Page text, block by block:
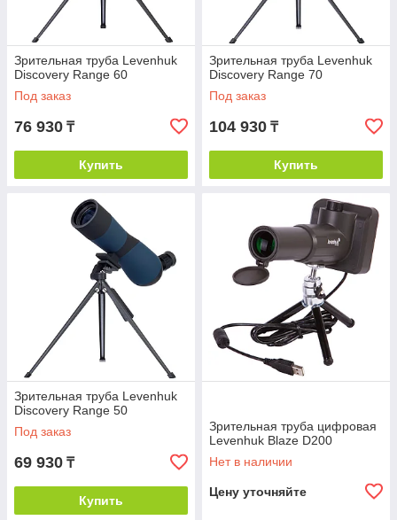
Зрительная труба Levenhuk
Discovery Range 60
Под заказ
76 930 ₸
Купить
Зрительная труба Levenhuk
Discovery Range 70
Под заказ
104 930 ₸
Купить
Зрительная труба Levenhuk
Discovery Range 50
Под заказ
69 930 ₸
Купить
Зрительная труба цифровая
Levenhuk Blaze D200
Нет в наличии
Цену уточняйте